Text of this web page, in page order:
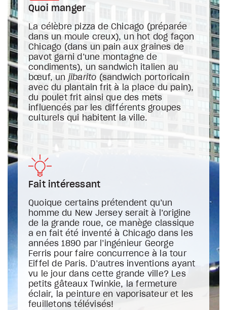
Quoi manger
La célèbre pizza de Chicago (préparée
dans un moule creux), un hot dog façon
Chicago (dans un pain aux graines de
pavot garni d’une montagne de
condiments), un sandwich italien au
bœuf, un jibarito (sandwich portoricain
avec du plantain frit à la place du pain),
du poulet frit ainsi que des mets
influencés par les différents groupes
culturels qui habitent la ville.
Fait intéressant
Quoique certains prétendent qu’un
homme du New Jersey serait à l’origine
de la grande roue, ce manège classique
a en fait été inventé à Chicago dans les
années 1890 par l’ingénieur George
Ferris pour faire concurrence à la tour
Eiffel de Paris. D’autres inventions ayant
vu le jour dans cette grande ville? Les
petits gâteaux Twinkie, la fermeture
éclair, la peinture en vaporisateur et les
feuilletons télévisés!